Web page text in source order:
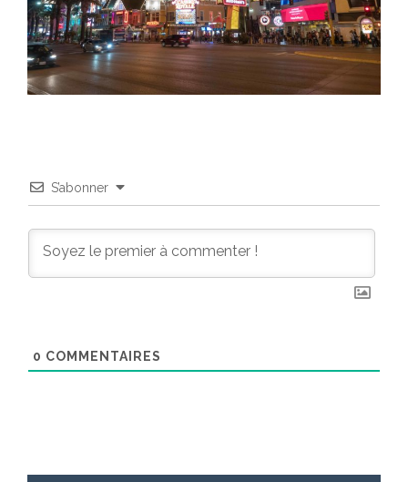
S’abonner
0 COMMENTAIRES